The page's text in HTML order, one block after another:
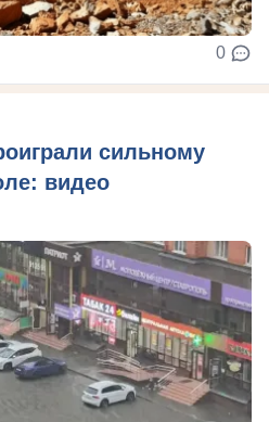
0
сильному
видео